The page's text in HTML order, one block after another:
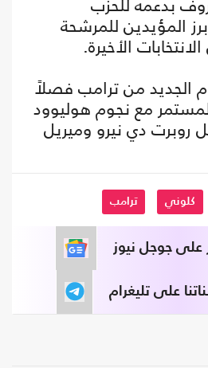
المؤيدين للمرشحة
الأخيرة.
الجديد من ترامب فصلاً
مع نجوم هوليوود
روبرت دي نيرو وميريل
كلوني ترامب
على جوجل نيوز
على تليغرام